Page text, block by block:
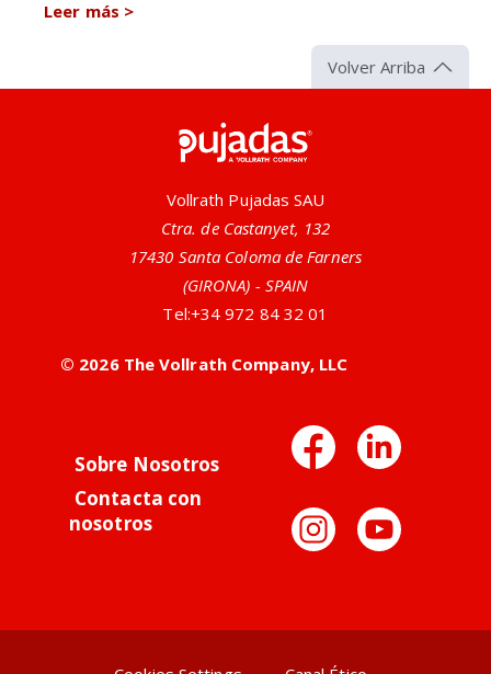
Leer más >
Volver Arriba
Vollrath Pujadas SAU
Ctra. de Castanyet, 132
17430 Santa Coloma de Farners
(GIRONA) - SPAIN
Tel:+34 972 84 32 01
© 2026 The Vollrath Company, LLC
Sobre Nosotros
Contacta con
nosotros